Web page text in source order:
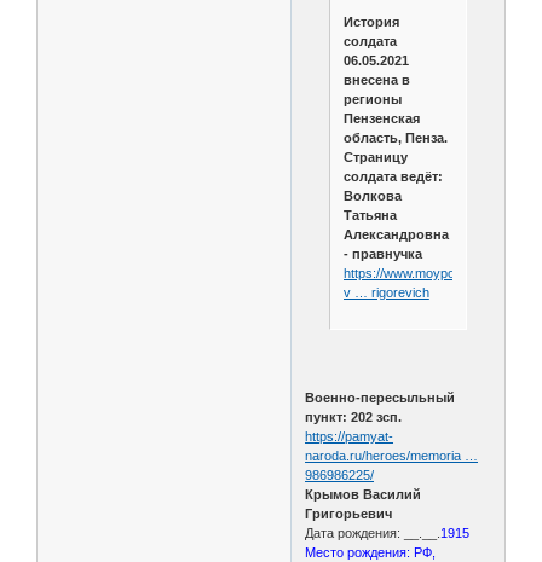
История
солдата
06.05.2021
внесена в
регионы
Пензенская
область, Пенза.
Страницу
солдата ведёт:
Волкова
Татьяна
Александровна
- правнучка
https://www.moypolk.ru/soldier/
v … rigorevich
Военно-пересыльный
пункт: 202 зсп.
https://pamyat-
naroda.ru/heroes/memoria …
986986225/
Крымов Василий
Григорьевич
Дата рождения: __.__. 1915
Место рождения: РФ,